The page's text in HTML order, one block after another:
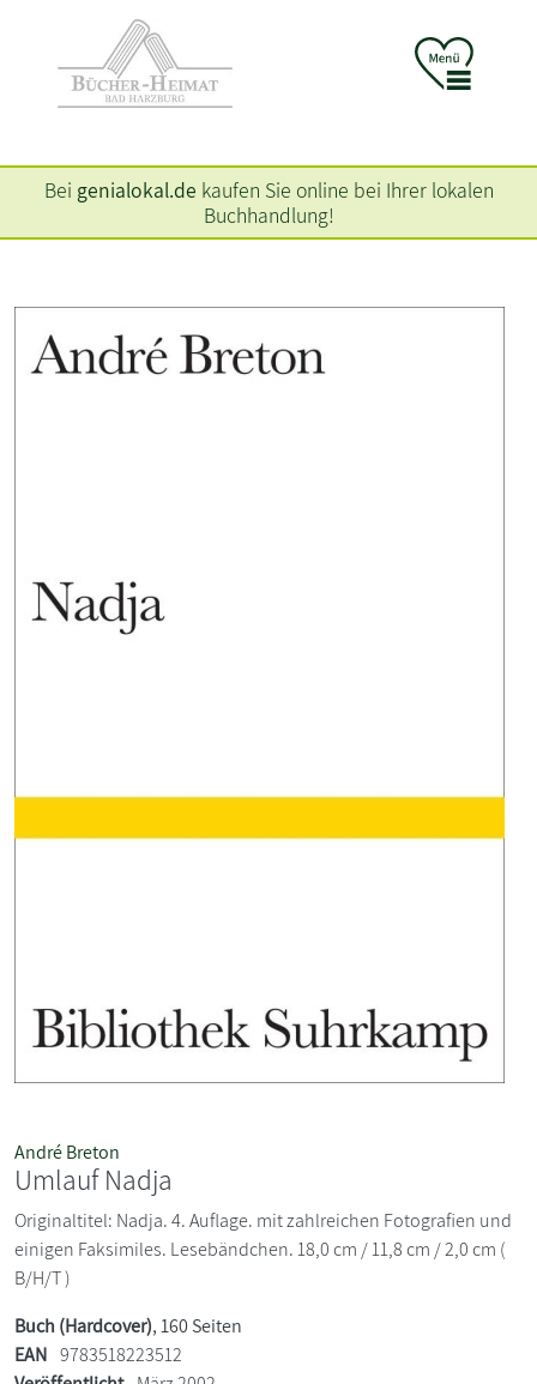
Bei genialokal.de kaufen Sie online bei Ihrer lokalen
Buchhandlung!
André Breton
Umlauf Nadja
Originaltitel: Nadja. 4. Auflage. mit zahlreichen Fotografien und
einigen Faksimiles. Lesebändchen. 18,0 cm / 11,8 cm / 2,0 cm (
B/H/T )
Buch (Hardcover), 160 Seiten
EAN 9783518223512